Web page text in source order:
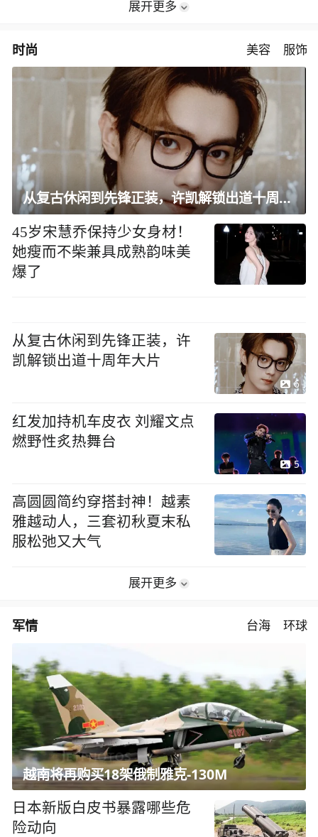
展开更多
时尚 美容 服饰
从复古休闲到先锋正装，许凯解锁出道十周年大片
45岁宋慧乔保持少女身材！
她瘦而不柴兼具成熟韵味美
爆了
从复古休闲到先锋正装，许
凯解锁出道十周年大片
6
红发加持机车皮衣 刘耀文点
燃野性炙热舞台
5
高圆圆简约穿搭封神！越素
雅越动人，三套初秋夏末私
服松弛又大气
展开更多
军情 台海 环球
越南将再购买18架俄制雅克-130M
日本新版白皮书暴露哪些危
险动向